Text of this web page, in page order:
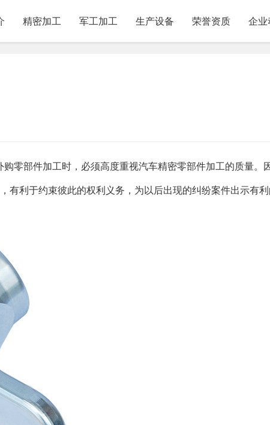
精密加工 军工加工 生产设备 荣誉资质 企
零部件加工时，必须高度重视汽车精密零部件加工的质量。
有利于约束彼此的权利义务，为以后出现的纠纷案件出示有